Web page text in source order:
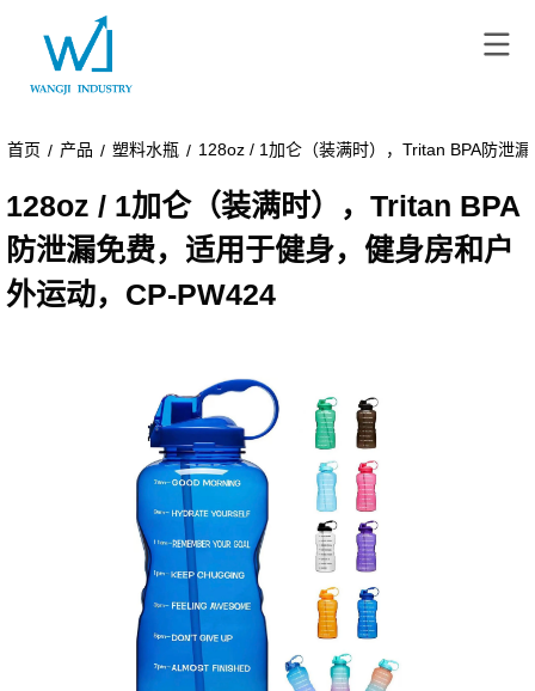
首页 / 产品 / 塑料水瓶 / 128oz / 1加仑（装满时），Tritan BPA防泄
128oz / 1加仑（装满时），Tritan BPA
防泄漏免费，适用于健身，健身房和户
外运动，CP-PW424